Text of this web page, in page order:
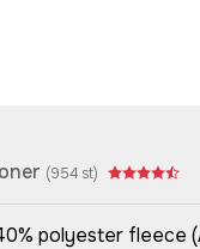
(954 st)
polyester